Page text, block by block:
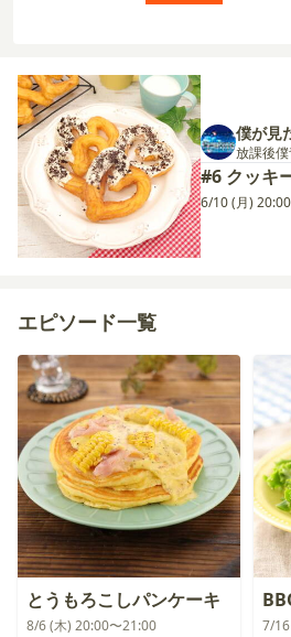
僕が見
放課後
#6 クッキ
6/10 (月)
エピソード一覧
とうもろこしパンケーキ
8/6 (木) 20:00〜21:00 7/